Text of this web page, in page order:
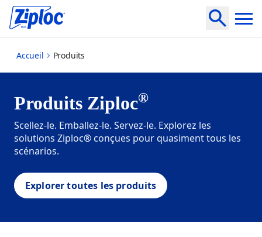
products
Accueil Produits
Produits Ziploc®
Scellez-le. Emballez-le. Servez-le. Explorez les
solutions Ziploc® conçues pour quasiment tous les
scénarios.
Explorer toutes les produits